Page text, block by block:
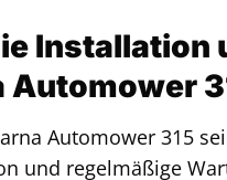
Installation
Automower
Automower 315
und regelmäßige